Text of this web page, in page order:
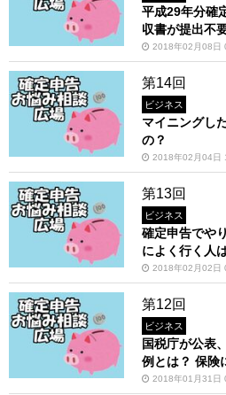
平成29年分確
収書が提出不
2018年02月08日
第14回
ビジネス
マイニングし
の？
2018年02月04日
第13回
ビジネス
確定申告でや
によく行く人
2018年02月02日
第12回
ビジネス
国税庁が公表
例とは？ 保険
2018年01月31日